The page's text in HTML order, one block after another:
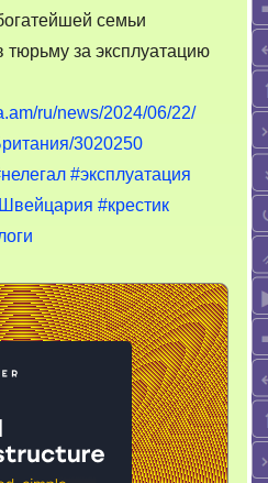
–
есть
семьи
тюрьму за эксплуатацию
ru/news/2024/06/22/
3020250
#эксплуатация
#крестик